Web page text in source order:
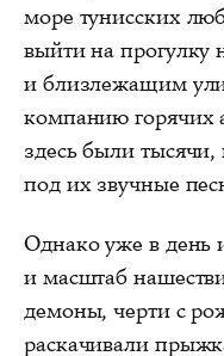
море тунисских
выйти на
и близлежащим
компанию горячих
здесь были
под их звучные
Однако уже в день
и масштаб
демоны, черти с
раскачивали